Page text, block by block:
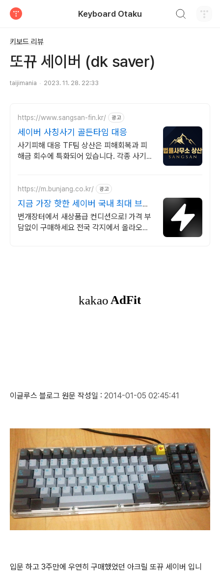
Keyboard Otaku
키보드 리뷰
또뀨 세이버 (dk saver)
taijimania 2023. 11. 28. 22:33
https://www.sangsan-fin.kr/ 광고
세이버 사칭사기 골든타임 대응
사기피해 대응 TF팀 상산은 피해회복과 피
해금 회수에 특화되어 있습니다. 각종 사기
https://m.bunjang.co.kr/ 광고
지금 가장 핫한 세이버 국내 최대 브랜
드 중고거래
번개장터에서 새상품급 컨디션으로! 가격 부
담없이 구매하세요 전국 각지에서 올라오는
이글루스 블로그 원문 작성일 : 2014-01-05 02:45:41
입문 하고 3주만에 우연히 구매했었던 아크릴 또뀨 세이버 입니